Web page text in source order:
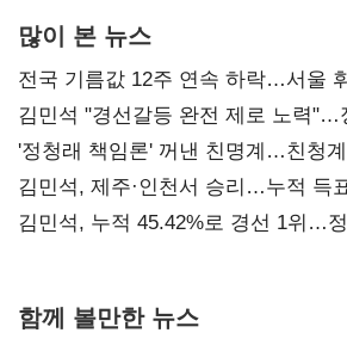
많이 본 뉴스
전국 기름값 12주 연속 하락…서울
김민석 "경선갈등 완전 제로 노력"…
사과부터"
'정청래 책임론' 꺼낸 친명계…친청
때리기
김민석, 제주·인천서 승리…누적 득
탈환'(종합)
김민석, 누적 45.42%로 경선 1위…
함께 볼만한 뉴스